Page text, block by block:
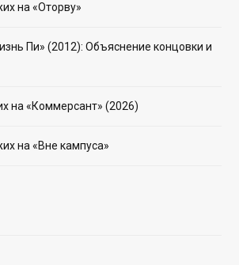
на «Оторву»
Пи» (2012): Объяснение концовки и
на «Коммерсант» (2026)
на «Вне кампуса»